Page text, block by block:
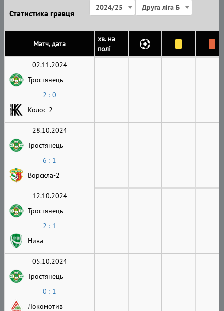
Статистика гравця
2024/25 Друга ліга Б
Матч, дата
хв. на
полі
02.11.2024
Тростянець
2 : 0
Колос-2
28.10.2024
Тростянець
6 : 1
Ворскла-2
12.10.2024
Тростянець
2 : 1
Нива
05.10.2024
Тростянець
0 : 1
Локомотив